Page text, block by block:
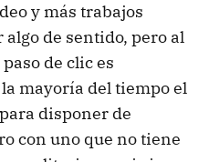
y más trabajos
de sentido, pero al
de clic es
mayoría del tiempo el
disponer de
con uno que no tiene